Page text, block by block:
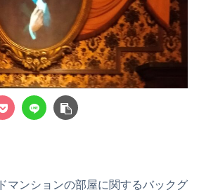
マンションの部屋に関するバックグ